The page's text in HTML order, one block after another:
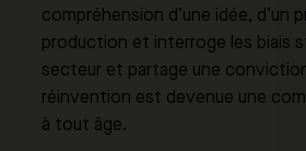
compréhension d’une idée, d’un
production et interroge les biais
secteur et partage une
réinvention est devenue une
à tout âge.